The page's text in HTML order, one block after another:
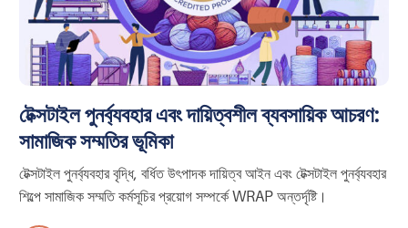
টেক্সটাইল পুনর্ব্যবহার এবং দায়িত্বশীল ব্যবসায়িক আচরণ:
সামাজিক সম্মতির ভূমিকা
টেক্সটাইল পুনর্ব্যবহার বৃদ্ধি, বর্ধিত উৎপাদক দায়িত্ব আইন এবং টেক্সটাইল পুনর্ব্যবহার
শিল্পে সামাজিক সম্মতি কর্মসূচির প্রয়োগ সম্পর্কে WRAP অন্তর্দৃষ্টি।